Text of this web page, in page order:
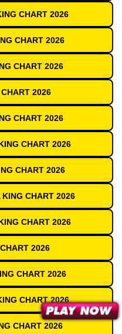
CHART 2026
CHART 2026
CHART 2026
2026
CHART 2026
CHART 2026
CHART 2026
CHART 2026
CHART 2026
2026
CHART 2026
CHART 2026
CHART 2026